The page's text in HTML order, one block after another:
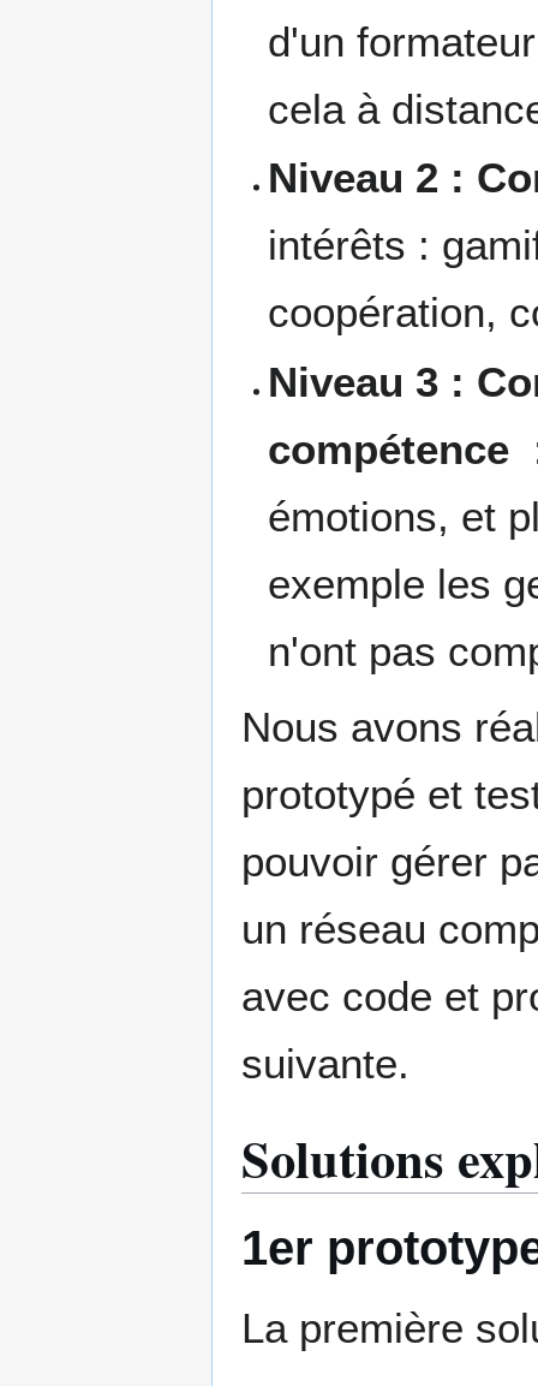
d'un
cela à
Niveau 2 :
intérêts :
coopération,
Niveau 3 :
compétence
émotions, et
exemple les
n'ont pas
Nous avons
prototypé et
pouvoir gérer
un réseau
avec code et
suivante.
Solutions
1er
La première